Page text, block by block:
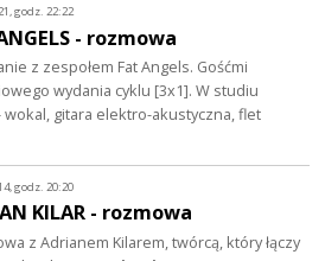
godz. 22:22
- rozmowa
z zespołem Fat Angels. Gośćmi
wydania cyklu [3x1]. W studiu
gitara elektro-akustyczna, flet
godz. 20:20
KILAR - rozmowa
z Adrianem Kilarem, twórcą, który łączy